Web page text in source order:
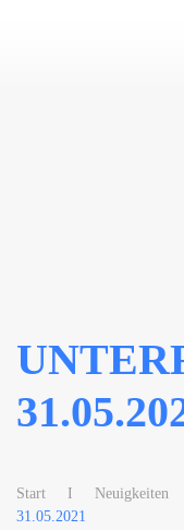
Start Neuigkeiten
31.05.2021